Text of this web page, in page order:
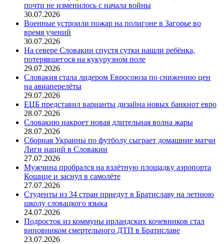
почти не изменилось с начала войны
30.07.2026
Военные устроили пожар на полигоне в Загорье во
время учений
30.07.2026
На севере Словакии спустя сутки нашли ребёнка,
потерявшегося на кукурузном поле
29.07.2026
Словакия стала лидером Евросоюза по снижению цен
на авиаперелёты
29.07.2026
ЕЦБ представил варианты дизайна новых банкнот евро
28.07.2026
Словакию накроет новая длительная волна жары
28.07.2026
Сборная Украины по футболу сыграет домашние матчи
Лиги наций в Словакии
27.07.2026
Мужчина пробрался на взлётную площадку аэропорта
Кошице и заснул в самолёте
27.07.2026
Студенты из 34 стран приедут в Братиславу на летнюю
школу словацкого языка
24.07.2026
Подросток из коммуны ирландских кочевников стал
виновником смертельного ДТП в Братиславе
23.07.2026